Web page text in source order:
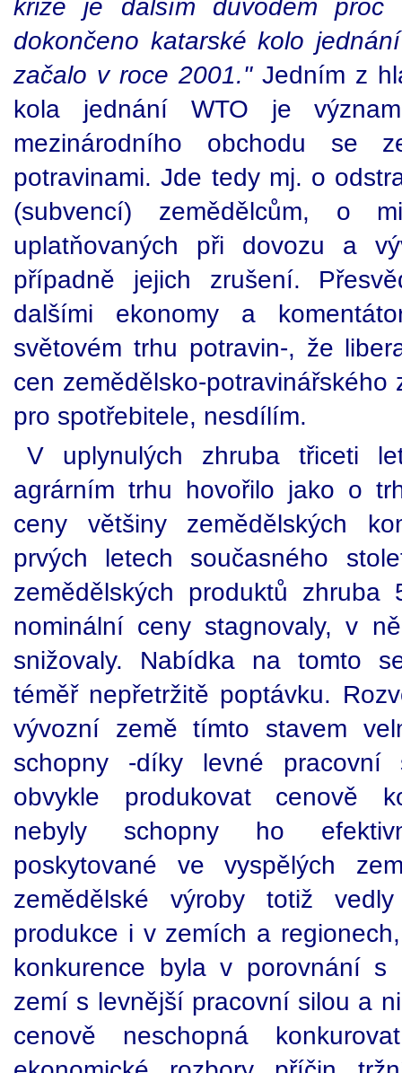
krize je dalším důvodem
dokončeno katarské kolo
začalo v roce 2001." Jedním z
kola jednání WTO je
mezinárodního obchodu se
potravinami. Jde tedy mj. o
(subvencí) zemědělcům, o
uplatňovaných při dovozu a
případně jejich zrušení.
dalšími ekonomy a
světovém trhu potravin-, že
cen zemědělsko-
pro spotřebitele, nesdílím.
V uplynulých zhruba třiceti
agrárním trhu hovořilo jako o
ceny většiny zemědělských
prvých letech současného
zemědělských produktů
nominální ceny stagnovaly, v
snižovaly. Nabídka na tomto
téměř nepřetržitě poptávku.
vývozní země tímto stavem
schopny -díky levné
obvykle produkovat cenově
nebyly schopny ho
poskytované ve vyspělých
zemědělské výroby totiž
produkce i v zemích a
konkurence byla v porovnání s
zemí s levnější pracovní silou a
cenově neschopná